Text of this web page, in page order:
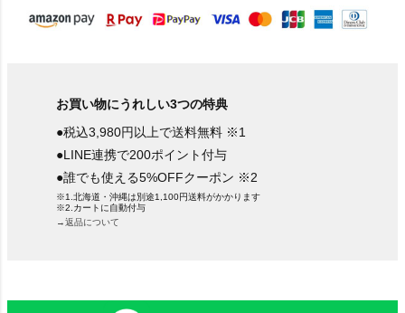
お買い物にうれしい3つの特典
●税込3,980円以上で送料無料 ※1
●LINE連携で200ポイント付与
●誰でも使える5%OFFクーポン ※2
※1.北海道・沖縄は別途1,100円送料がかかります
※2.カートに自動付与
→返品について